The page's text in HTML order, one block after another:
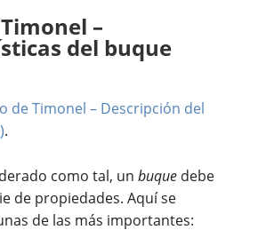
–
del buque
de Timonel – Descripción del
.
como tal, un buque debe
de propiedades. Aquí se
de las más importantes: